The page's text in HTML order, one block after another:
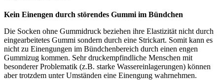
Kein Einengen durch störendes Gummi im Bündchen
Die Socken ohne Gummidruck beziehen ihre Elastizität nicht durch
eingearbeitetes Gummi sondern durch eine Strickart. Somit kann es
nicht zu Einengungen im Bündchenbereich durch einen engen
Gummizug kommen. Sehr druckempfindliche Menschen mit
besonderer Problematik (z.B. starke Wassereinlagerungen) können
aber trotzdem unter Umständen eine Einengung wahrnehmen.